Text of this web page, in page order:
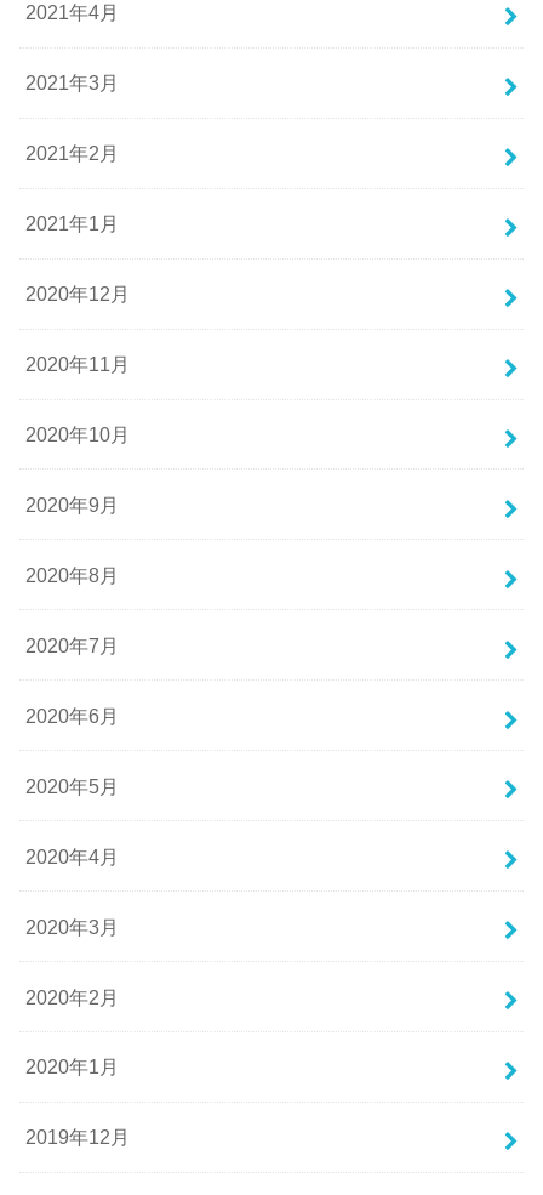
2021年4月
2021年3月
2021年2月
2021年1月
2020年12月
2020年11月
2020年10月
2020年9月
2020年8月
2020年7月
2020年6月
2020年5月
2020年4月
2020年3月
2020年2月
2020年1月
2019年12月